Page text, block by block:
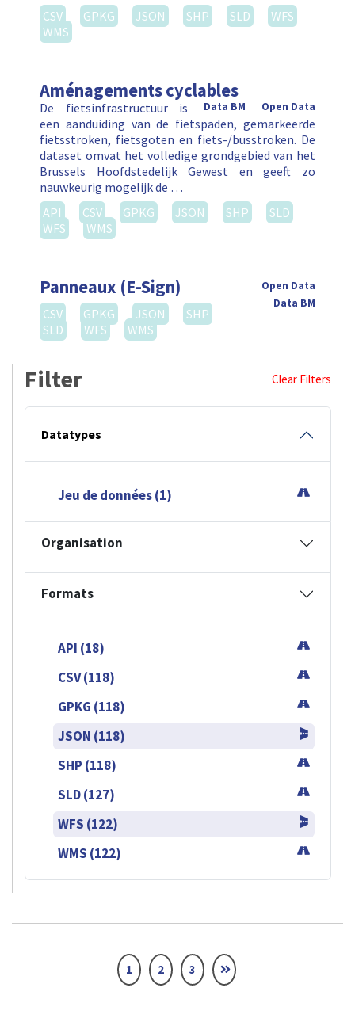
CSV
GPKG JSON SHP SLD
WFS
WMS
Aménagements cyclables
Open Data
Data BM
De fietsinfrastructuur is
een aanduiding van de fietspaden, gemarkeerde
fietsstroken, fietsgoten en fiets-/busstroken. De
dataset omvat het volledige grondgebied van het
Brussels Hoofdstedelijk Gewest en geeft zo
nauwkeurig mogelijk de …
API
CSV GPKG JSON SHP
SLD
WFS
WMS
Panneaux (E-Sign)
Open Data
Data BM
CSV GPKG JSON
SHP
SLD
WFS WMS
Filter Clear Filters
Datatypes
Jeu de données (1)
Organisation
Formats
API (18)
CSV (118)
GPKG (118)
JSON (118)
SHP (118)
SLD (127)
WFS (122)
WMS (122)
1 2 3